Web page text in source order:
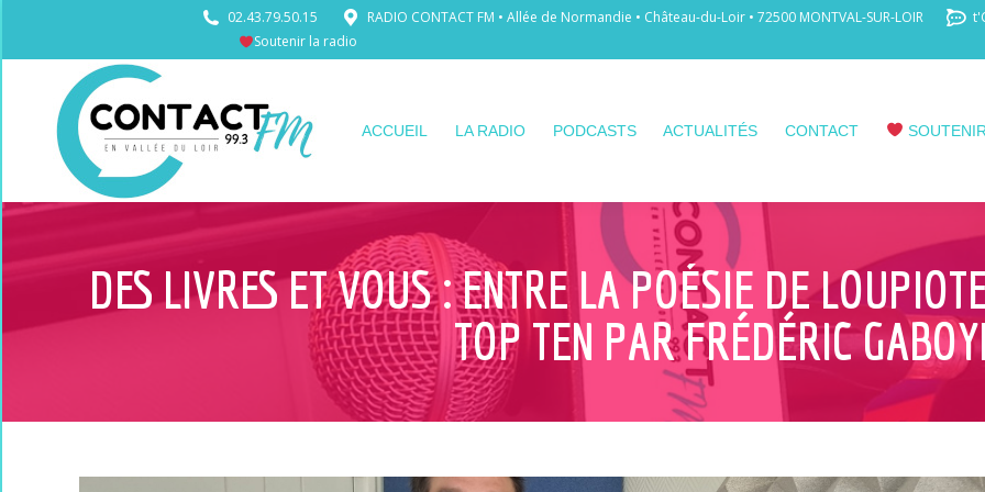
02.43.79.50.15 RADIO CONTACT FM • Allée de Normandie • Château-du-Loir • 72500 MONTVAL-SUR-LOIR
Soutenir la radio
ACCUEIL LA RADIO PODCASTS ACTUALITÉS CONTACT
DES LIVRES ET VOUS : ENTRE LA POÉSIE DE
TOP TEN PAR FRÉDÉRIC